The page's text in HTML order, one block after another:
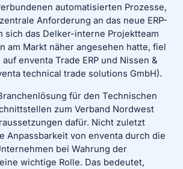
automatisierten Prozesse,
Anforderung an das neue ERP-
sich das Delker-interne Projektteam
am Markt näher angesehen hatte, fiel
enventa Trade ERP und Nissen &
technical trade solutions GmbH).
für den Technischen
zum Verband Nordwest
dafür. Nicht zuletzt
Anpassbarkeit von enventa durch die
bei Wahrung der
wichtige Rolle. Das bedeutet,